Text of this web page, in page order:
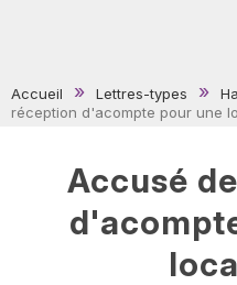
Accueil Lettres-types
réception d'acompte pour une
Accusé